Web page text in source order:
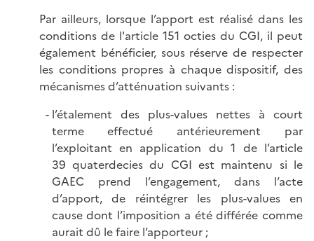
Par ailleurs, lorsque l’apport est réalisé dans les
conditions de l'article 151 octies du CGI, il peut
également bénéficier, sous réserve de respecter
les conditions propres à chaque dispositif, des
mécanismes d’atténuation suivants :
l’étalement des plus-values nettes à court
terme effectué antérieurement par
l’exploitant en application du 1 de l’article
39 quaterdecies du CGI est maintenu si le
GAEC prend l’engagement, dans l’acte
d’apport, de réintégrer les plus-values en
cause dont l’imposition a été différée comme
aurait dû le faire l’apporteur ;